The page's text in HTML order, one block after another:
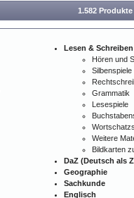
1.582
Lesen & Schreiben
Hören und
Silbenspiele
Grammatik
Lesespiele
Weitere
Bildkarten
DaZ (Deutsch als
Geographie
Sachkunde
Englisch